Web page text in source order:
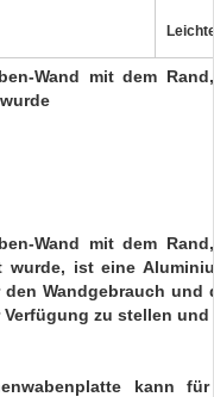
Wand mit dem
Wand mit dem
wurde, ist eine
Wandgebrauch und
zu stellen
kann